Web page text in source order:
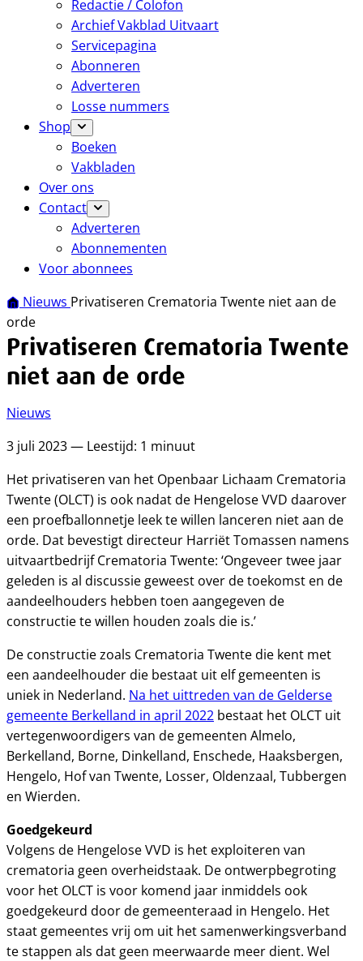
Redactie / Colofon
Archief Vakblad Uitvaart
Servicepagina
Abonneren
Adverteren
Losse nummers
Shop
Boeken
Vakbladen
Over ons
Contact
Adverteren
Abonnementen
Voor abonnees
Nieuws Privatiseren Crematoria Twente niet aan de
orde
Privatiseren Crematoria Twente
niet aan de orde
Nieuws
3 juli 2023 — Leestijd: 1 minuut
Het privatiseren van het Openbaar Lichaam Crematoria
Twente (OLCT) is ook nadat de Hengelose VVD daarover
een proefballonnetje leek te willen lanceren niet aan de
orde. Dat bevestigt directeur Harriët Tomassen namens
uitvaartbedrijf Crematoria Twente: ‘Ongeveer twee jaar
geleden is al discussie geweest over de toekomst en de
aandeelhouders hebben toen aangegeven de
constructie te willen houden zoals die is.’
De constructie zoals Crematoria Twente die kent met
een aandeelhouder die bestaat uit elf gemeenten is
uniek in Nederland. Na het uittreden van de Gelderse
gemeente Berkelland in april 2022 bestaat het OLCT uit
vertegenwoordigers van de gemeenten Almelo,
Berkelland, Borne, Dinkelland, Enschede, Haaksbergen,
Hengelo, Hof van Twente, Losser, Oldenzaal, Tubbergen
en Wierden.
Goedgekeurd
Volgens de Hengelose VVD is het exploiteren van
crematoria geen overheidstaak. De ontwerpbegroting
voor het OLCT is voor komend jaar inmiddels ook
goedgekeurd door de gemeenteraad in Hengelo. Het
staat gemeentes vrij om uit het samenwerkingsverband
te stappen als dat geen meerwaarde meer dient. Wel